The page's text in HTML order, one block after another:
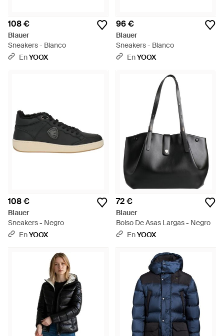
108 €
Blauer
Sneakers - Blanco
EnYOOX
96 €
Blauer
Sneakers - Blanco
EnYOOX
108 €
Blauer
Sneakers - Negro
EnYOOX
72 €
Blauer
Bolso De Asas Largas - Negro
EnYOOX